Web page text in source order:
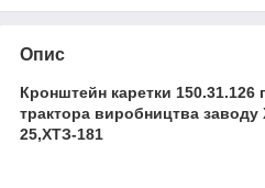
Опис
Кронштейн каретки 150.31.126
трактора виробництва заводу
25,ХТЗ-181